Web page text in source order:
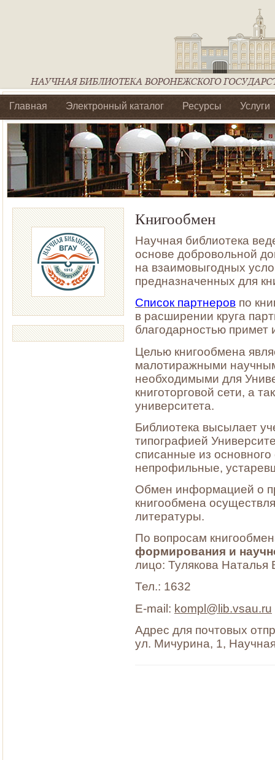
Главная Электронный каталог Ресурсы Услуги
Библиотеки регионального отделения Ассоциации
Книгообмен
Научная библиотека
основе добровольной
на взаимовыгодных
предназначенных для
Список партнеров по
в расширении круга
благодарностью
Целью книгообмена
малотиражными
необходимыми для
книготорговой сети, а
университета.
Библиотека высылает
типографией
списанные из
непрофильные,
Обмен информацией о
книгообмена
литературы.
По вопросам
формирования и
лицо: Тулякова
Тел.: 1632
Е-mail: kompl@lib.vsau.ru
Адрес для почтовых
ул. Мичурина, 1,